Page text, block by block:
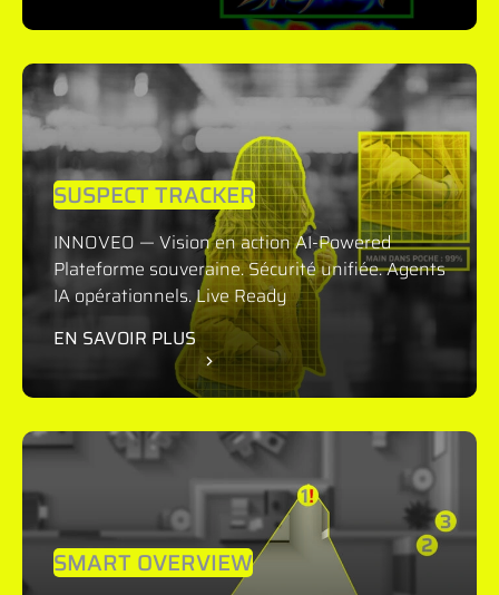
NOUS CONTACTER
SUSPECT TRACKER
INNOVEO — Vision en action AI-Powered
Plateforme souveraine. Sécurité unifiée. Agents
IA opérationnels. Live Ready
EN SAVOIR PLUS
SMART OVERVIEW